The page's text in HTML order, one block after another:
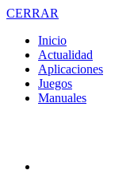
CERRAR
Inicio
Actualidad
Aplicaciones
Juegos
Manuales